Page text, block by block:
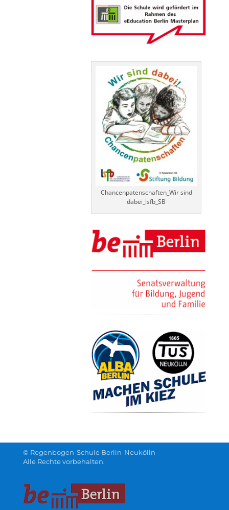
Chancenpatenschaften_Wir sind
dabei_lsfb_SB
© Regenbogen-Schule Berlin-Neukölln
Alle Rechte vorbehalten.